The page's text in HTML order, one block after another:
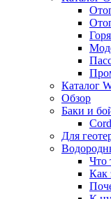
Каталог
Обзор
Баки и
Для
Что
Как